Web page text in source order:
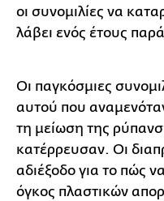
οι συνομιλίες να
λάβει ενός έτους
Οι παγκόσμιες
αυτού που
τη μείωση της
κατέρρευσαν. Οι
αδιέξοδο για το πώς
όγκος πλαστικών